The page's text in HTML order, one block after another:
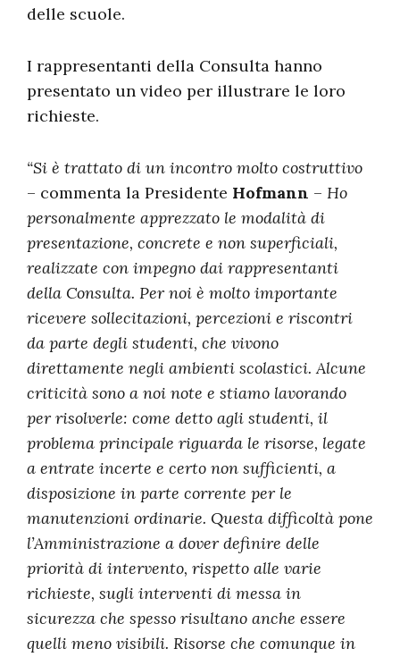
delle scuole.
I rappresentanti della Consulta hanno
presentato un video per illustrare le loro
richieste.
“Si è trattato di un incontro molto costruttivo
– commenta la Presidente Hofmann – Ho
personalmente apprezzato le modalità di
presentazione, concrete e non superficiali,
realizzate con impegno dai rappresentanti
della Consulta. Per noi è molto importante
ricevere sollecitazioni, percezioni e riscontri
da parte degli studenti, che vivono
direttamente negli ambienti scolastici. Alcune
criticità sono a noi note e stiamo lavorando
per risolverle: come detto agli studenti, il
problema principale riguarda le risorse, legate
a entrate incerte e certo non sufficienti, a
disposizione in parte corrente per le
manutenzioni ordinarie. Questa difficoltà pone
l’Amministrazione a dover definire delle
priorità di intervento, rispetto alle varie
richieste, sugli interventi di messa in
sicurezza che spesso risultano anche essere
quelli meno visibili. Risorse che comunque in